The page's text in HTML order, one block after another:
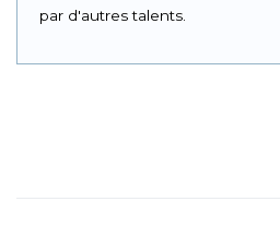
par d'autres talents.